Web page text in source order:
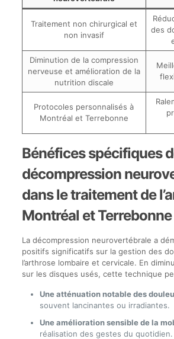
Traitement non chirurgical et
non invasif
des
Diminution de la compression
nerveuse et amélioration de la
nutrition discale
Protocoles personnalisés à
Montréal et Terrebonne
Bénéfices spécifiques
décompression
dans le traitement de
Montréal et Terrebonne
La décompression neurovertébrale a
positifs significatifs sur la gestion des
l’arthrose lombaire et cervicale. En
sur les disques usés, cette technique
Une atténuation notable des
souvent lancinantes ou irradiantes.
Une amélioration sensible de la
réalisation des gestes du quotidien.